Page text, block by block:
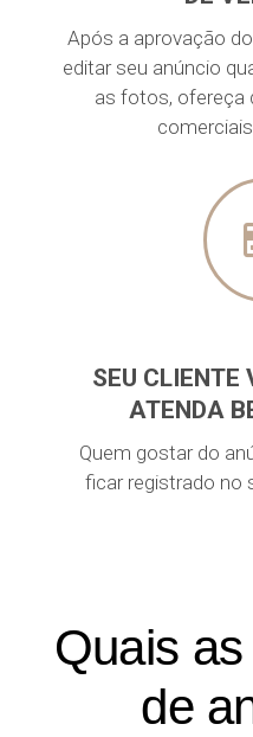
Após a aprovação
editar seu anúncio
as fotos, ofereça
SEU CLIENTE
ATENDA
Quem gostar do
ficar registrado no
Quais
de